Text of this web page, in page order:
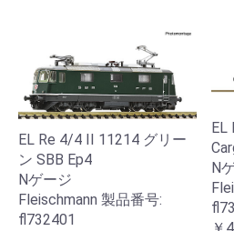
EL Re 4/4 II 11214 グリー
ン SBB Ep4
Nゲージ
Fleischmann 製品番号:
fl732401
EL
N
￥